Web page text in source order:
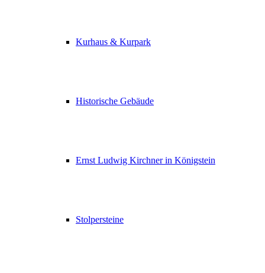
Kurhaus & Kurpark
Historische Gebäude
Ernst Ludwig Kirchner in Königstein
Stolpersteine